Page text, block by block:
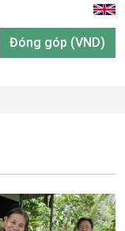
Đóng góp (VND)